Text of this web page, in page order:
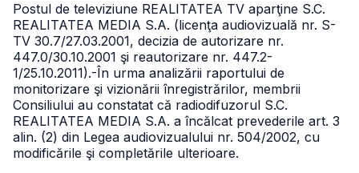
Postul de televiziune REALITATEA TV aparţine S.C.
REALITATEA MEDIA S.A. (licenţa audiovizuală nr. S-
TV 30.7/27.03.2001, decizia de autorizare nr.
447.0/30.10.2001 şi reautorizare nr. 447.2-
1/25.10.2011).-În urma analizării raportului de
monitorizare şi vizionării înregistrărilor, membrii
Consiliului au constatat că radiodifuzorul S.C.
REALITATEA MEDIA S.A. a încălcat prevederile art. 3
alin. (2) din Legea audiovizualului nr. 504/2002, cu
modificările şi completările ulterioare.